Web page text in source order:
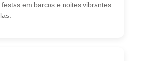
festas em barcos e noites vibrantes